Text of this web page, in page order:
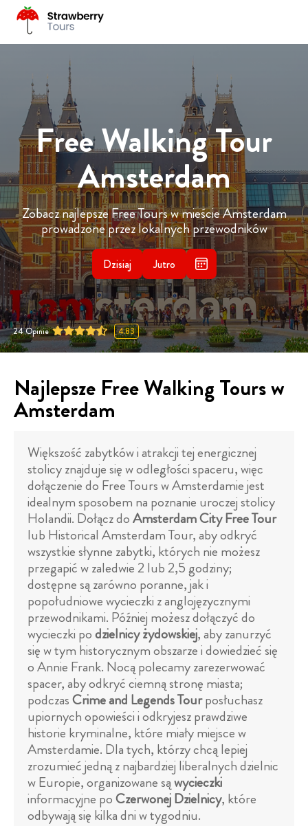
Free Walking Tour
Amsterdam
Zobacz najlepsze Free Tours w mieście Amsterdam
prowadzone przez lokalnych przewodników
Dzisiaj Jutro
24Opinie 4.83
Najlepsze Free Walking Tours w
Amsterdam
Większość zabytków i atrakcji tej energicznej
stolicy znajduje się w odległości spaceru, więc
dołączenie do Free Tours w Amsterdamie jest
idealnym sposobem na poznanie uroczej stolicy
Holandii. Dołącz doAmsterdam City Free Tour
lub Historical Amsterdam Tour, aby odkryć
wszystkie słynne zabytki, których nie możesz
przegapić w zaledwie 2 lub 2,5 godziny;
dostępne są zarówno poranne, jak i
popołudniowe wycieczki z anglojęzycznymi
przewodnikami. Później możesz dołączyć do
wycieczki podzielnicy żydowskiej, aby zanurzyć
się w tym historycznym obszarze i dowiedzieć się
o Annie Frank. Nocą polecamy zarezerwować
spacer, aby odkryć ciemną stronę miasta;
podczasCrime and Legends Tourposłuchasz
upiornych opowieści i odkryjesz prawdziwe
historie kryminalne, które miały miejsce w
Amsterdamie. Dla tych, którzy chcą lepiej
zrozumieć jedną z najbardziej liberalnych dzielnic
w Europie, organizowane sąwycieczki
informacyjne poCzerwonej Dzielnicy, które
odbywają się kilka dni w tygodniu.